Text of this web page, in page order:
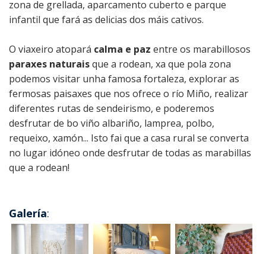
zona de grellada, aparcamento cuberto e parque
infantil que fará as delicias dos máis cativos.
O viaxeiro atopará calma e paz entre os marabillosos
paraxes naturaisque a rodean, xa que pola zona
podemos visitar unha famosa fortaleza, explorar as
fermosas paisaxes que nos ofrece o río Miño, realizar
diferentes rutas de sendeirismo, e poderemos
desfrutar de bo viño albariño, lamprea, polbo,
requeixo, xamón... Isto fai que a casa rural se converta
no lugar idóneo onde desfrutar de todas as marabillas
que a rodean!
Galería: